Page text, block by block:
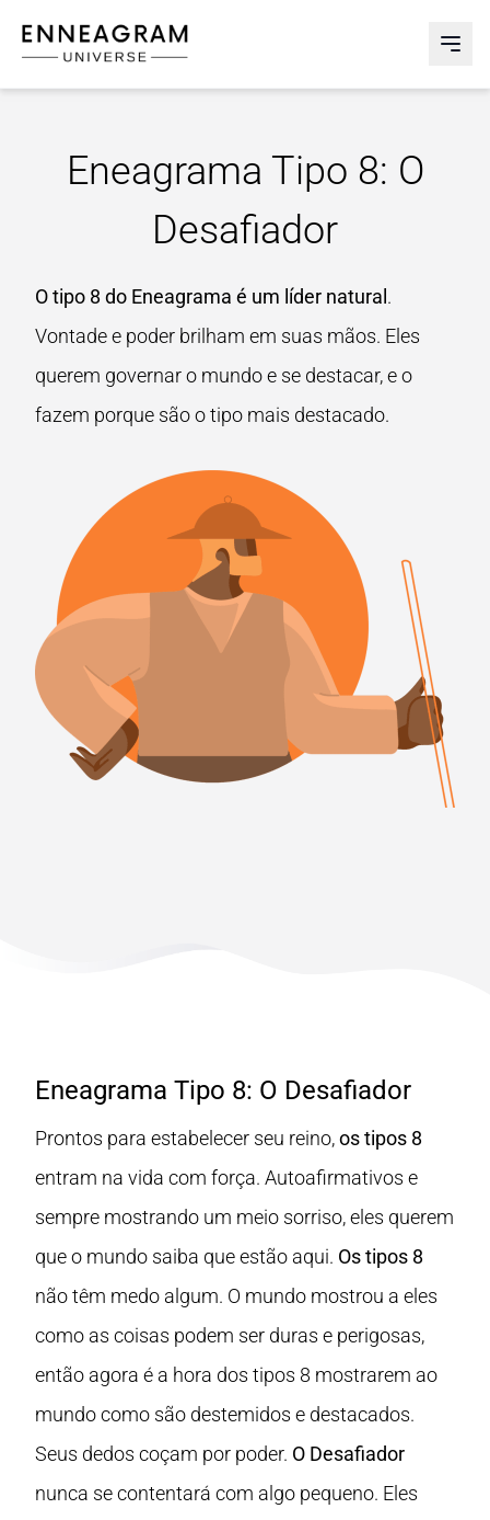
Enneagram Universe
Eneagrama Tipo 8: O
Desafiador
O tipo 8 do Eneagrama é um líder natural .
Vontade e poder brilham em suas mãos. Eles
querem governar o mundo e se destacar, e o
fazem porque são o tipo mais destacado.
Eneagrama Tipo 8: O Desafiador
Prontos para estabelecer seu reino,os tipos 8
entram na vida com força. Autoafirmativos e
sempre mostrando um meio sorriso, eles querem
que o mundo saiba que estão aqui. Os tipos 8
não têm medo algum. O mundo mostrou a eles
como as coisas podem ser duras e perigosas,
então agora é a hora dos tipos 8 mostrarem ao
mundo como são destemidos e destacados.
Seus dedos coçam por poder. O Desafiador
nunca se contentará com algo pequeno. Eles